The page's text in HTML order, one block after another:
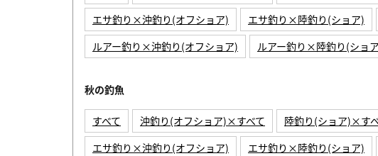
エサ釣り×沖釣り(オフショア)
エサ釣り×陸釣り(ショア)
ルアー釣り×沖釣り(オフショア)
ルアー釣り×陸釣り(ショ
秋の釣魚
すべて 沖釣り(オフショア)×すべて 陸釣り(ショア)×す
エサ釣り×沖釣り(オフショア)
エサ釣り×陸釣り(ショア)